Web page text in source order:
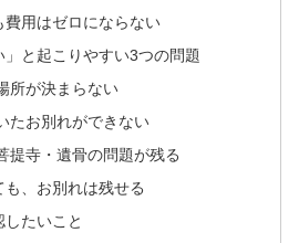
費用はゼロにならない
」と起こりやすい3つの問題
所が決まらない
たお別れができない
提寺・遺骨の問題が残る
、お別れは残せる
たいこと